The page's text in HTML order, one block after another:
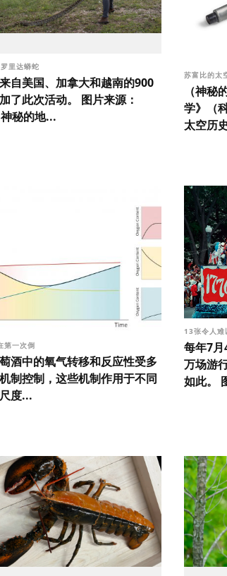
里达蟒蛇
自美国、加拿大和越南的900
了此次活动。 图片来源：
秘的地...
苏富比的太
（神
学》（
太空历
第一次倒
酒中的氧气转移和反应性受多
制控制，这些机制作用于不同
度...
13张令人难
每年7
万场游
如此。